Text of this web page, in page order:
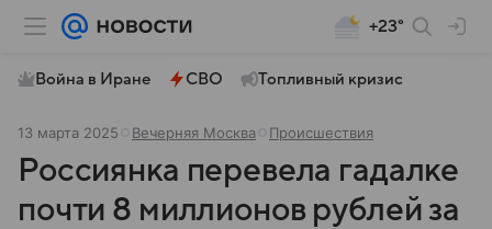
+23°
Война в Иране СВО Топливный кризис
13 марта 2025 Вечерняя Москва Происшествия
Россиянка перевела гадалке
почти 8 миллионов рублей за